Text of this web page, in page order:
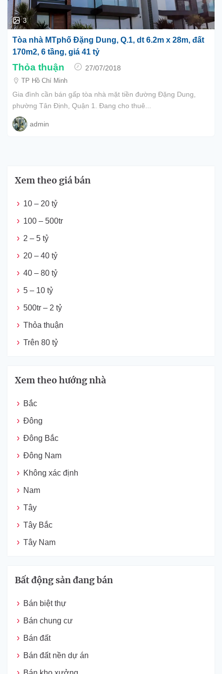
3
Tòa nhà MTphố Đặng Dung, Q.1, dt 6.2m x 28m, đất
170m2, 6 tầng, giá 41 tỷ
Thỏa thuận
27/07/2018
TP Hồ Chí Minh
Gia đình cần bán gấp tòa nhà mặt tiền đường Đặng Dung,
phường Tân Định, Quận 1. Đang cho thuê...
admin
Xem theo giá bán
10 – 20 tỷ
100 – 500tr
2 – 5 tỷ
20 – 40 tỷ
40 – 80 tỷ
5 – 10 tỷ
500tr – 2 tỷ
Thỏa thuận
Trên 80 tỷ
Xem theo hướng nhà
Bắc
Đông
Đông Bắc
Đông Nam
Không xác định
Nam
Tây
Tây Bắc
Tây Nam
Bất động sản đang bán
Bán biệt thự
Bán chung cư
Bán đất
Bán đất nền dự án